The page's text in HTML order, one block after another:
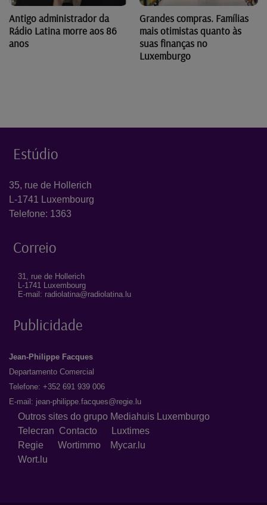
Antigo administrador da
Rádio Latina morre aos 86
anos
Grandes compras. Famílias
mais otimistas quanto às
suas finanças no
Luxemburgo
Estúdio
35, rue de Hollerich
L-1741 Luxembourg
Telefone: 1363
Correio
31, rue de Hollerich
L-1741 Luxembourg
E-mail: radiolatina@radiolatina.lu
Publicidade
Jean-Philippe Facques
Departamento Comercial
Telefone: +352 691 939 006
E-mail: jean-philippe.facques@regie.lu
Outros sites do grupo Mediahuis Luxemburgo
Telecran Contacto
Luxtimes
Regie Wortimmo
Mycar.lu
Wort.lu